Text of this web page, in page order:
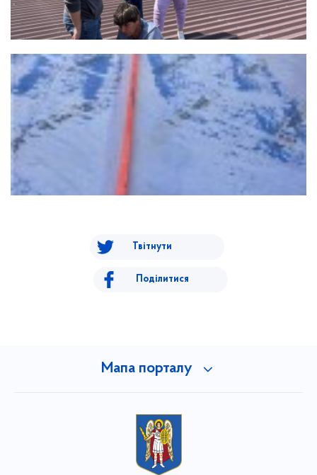
Твітнути
Поділитися
Мапа порталу